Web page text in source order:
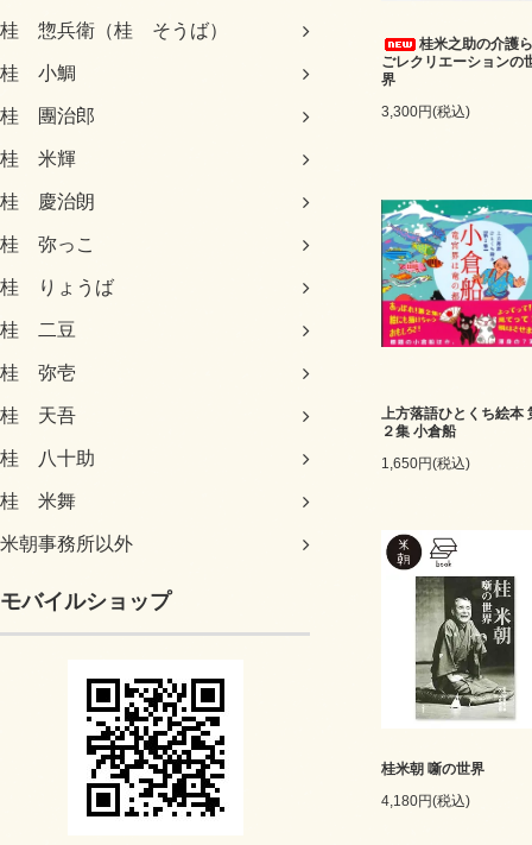
桂 惣兵衛（桂 そうば）
桂 小鯛
桂 團治郎
桂 米輝
桂 慶治朗
桂 弥っこ
桂 りょうば
桂 二豆
桂 弥壱
桂 天吾
桂 八十助
桂 米舞
米朝事務所以外
モバイルショップ
桂米之助の介護
ごレクリエーションの
界
3,300円(税込)
上方落語ひとくち絵本
２集 小倉船
1,650円(税込)
桂米朝 噺の世界
4,180円(税込)